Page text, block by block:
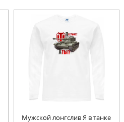
Мужской лонгслив Я в танке